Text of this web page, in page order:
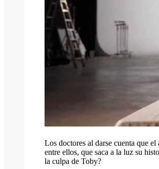
Los doctores al darse cuenta que
entre ellos, que saca a la luz su
la culpa de Toby?